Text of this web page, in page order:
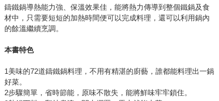
的特性，最能保留食物原來的味道，不必太多複雜的技巧與
講究，大氣地放進材料，簡單卻令人驚艷的滋味，一定能征
服刁嘴老饕們的胃。 ＊文中圖片，出自《愛上鑄鐵鍋：美
味、節能又省時的72道staub料理》。
鑄鐵鍋導熱能力強、保溫效果佳，能將熱力傳導到整個鐵鍋及食
材中，只需要短短的加熱時間便可以完成料理，還可以利用鍋內
的餘溫繼續烹調。
本書特色
1美味的72道鑄鐵鍋料理，不用有精湛的廚藝，誰都能料理出一鍋
好菜。
2步驟簡單，省時節能，原味不散失，能將鮮味牢牢鎖住。